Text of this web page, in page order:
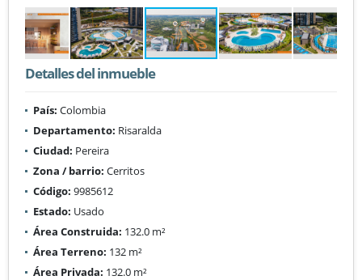
Detalles del inmueble
País: Colombia
Departamento: Risaralda
Ciudad: Pereira
Zona / barrio: Cerritos
Código: 9985612
Estado: Usado
Área Construida: 132.0 m²
Área Terreno: 132 m²
Área Privada: 132.0 m²